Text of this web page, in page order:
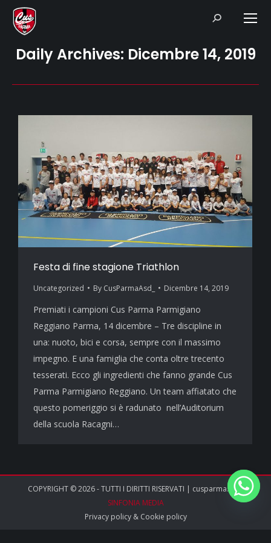
Search:
Daily Archives: Dicembre 14, 2019
Festa di fine stagione Triathlon
Uncategorized By CusParmaAsd_ Dicembre 14, 2019
Premiati i campioni Cus Parma Parmigiano
Reggiano Parma, 14 dicembre – Tre discipline in
una: nuoto, bici e corsa, sempre con il massimo
impegno. E una famiglia che conta oltre trecento
tesserati. Ecco gli ingredienti che fanno grande Cus
Parma Parmigiano Reggiano. Un team affiatato che
questo pomeriggio si è radunato nell’Auditorium
della scuola Racagni…
COPYRIGHT © 2026 - TUTTI I DIRITTI RISERVATI | cusparma.it by
SINFONIA MEDIA
Privacy policy& Cookie policy